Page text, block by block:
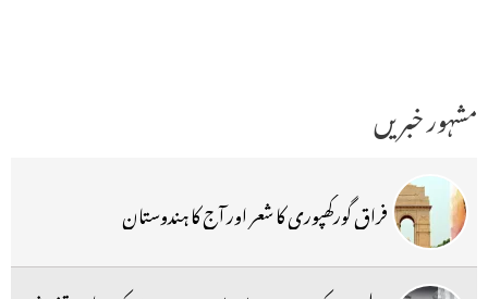
مشہور خبریں
فراق گورکھپوری کا شعر اور آج کا ہندوستان